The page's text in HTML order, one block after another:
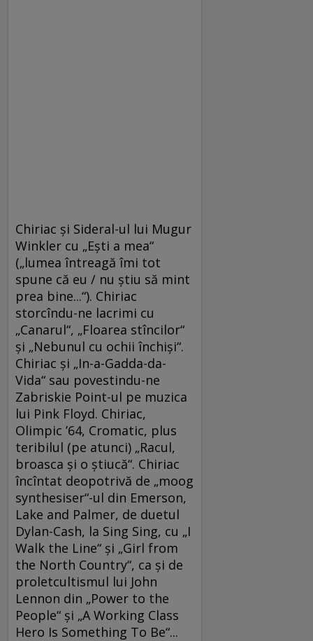
Chiriac şi Sideral-ul lui Mugur
Winkler cu „Eşti a mea“
(„lumea întreagă îmi tot
spune că eu / nu ştiu să mint
prea bine...“). Chiriac
storcîndu-ne lacrimi cu
„Canarul“, „Floarea stîncilor“
şi „Nebunul cu ochii închişi“.
Chiriac şi „In-a-Gadda-da-
Vida“ sau povestindu-ne
Zabriskie Point-ul pe muzica
lui Pink Floyd. Chiriac,
Olimpic ’64, Cromatic, plus
teribilul (pe atunci) „Racul,
broasca şi o ştiucă“. Chiriac
încîntat deopotrivă de „moog
synthesiser“-ul din Emerson,
Lake and Palmer, de duetul
Dylan-Cash, la Sing Sing, cu „I
Walk the Line“ şi „Girl from
the North Country“, ca şi de
proletcultismul lui John
Lennon din „Power to the
People“ şi „A Working Class
Hero Is Something To Be“...